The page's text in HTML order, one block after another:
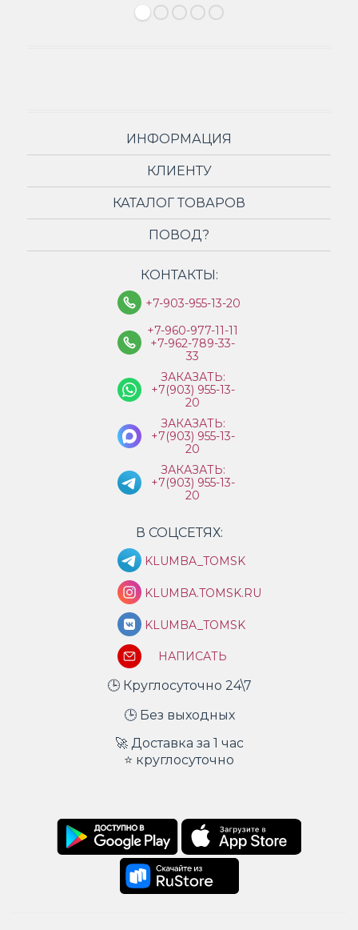
ИНФОРМАЦИЯ
КЛИЕНТУ
КАТАЛОГ ТОВАРОВ
ПОВОД?
КОНТАКТЫ:
+7-903-955-13-20
+7-960-977-11-11
+7-962-789-33-
33
ЗАКАЗАТЬ:
+7(903) 955-13-
20
ЗАКАЗАТЬ:
+7(903) 955-13-
20
ЗАКАЗАТЬ:
+7(903) 955-13-
20
В СОЦСЕТЯХ:
KLUMBA_TOMSK
KLUMBA.TOMSK.RU
KLUMBA_TOMSK
НАПИСАТЬ
🕒 Круглосуточно 24\7
🕒 Без выходных
🚀 Доставка за 1 час
⭐ круглосуточно